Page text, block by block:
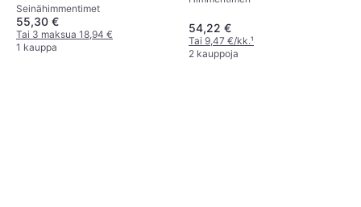
Seinähimmentimet
55,30 €
Tai 3 maksua 18,94 €
1 kauppa
54,22 €
Tai 9,47 €/kk.¹
2 kauppoja